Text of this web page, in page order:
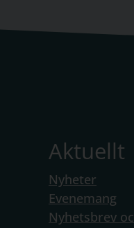
Aktuellt
Nyheter
Evenemang
Nyhetsbrev